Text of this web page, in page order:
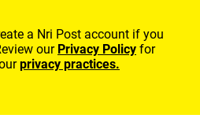
a Nri Post account if you
our Privacy Policy for
privacy practices.